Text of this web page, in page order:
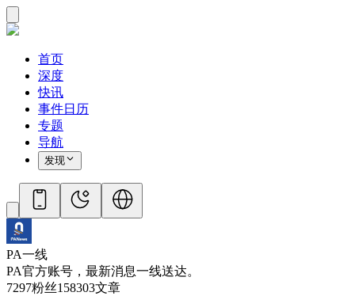
首页
深度
快讯
事件日历
专题
导航
发现
PA一线
PA官方账号，最新消息一线送达。
7297粉丝158303文章